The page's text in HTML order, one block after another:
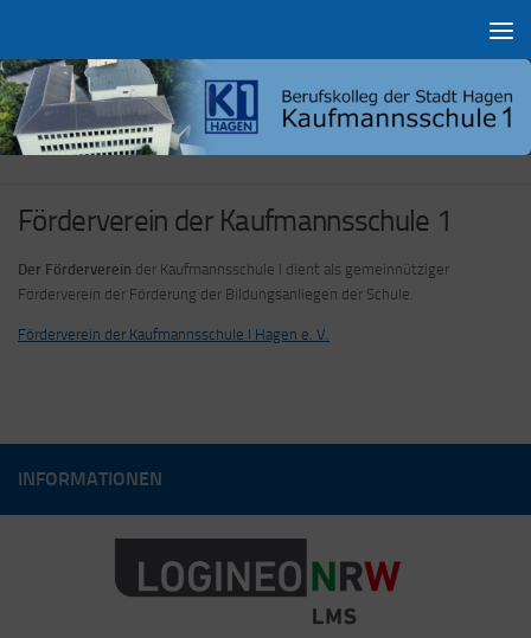
Förderverein der Kaufmannsschule 1
Der Förderverein der Kaufmannsschule I dient als gemeinnütziger
Förderverein der Förderung der Bildungsanliegen der Schule.
Förderverein der Kaufmannsschule I Hagen e. V.
INFORMATIONEN